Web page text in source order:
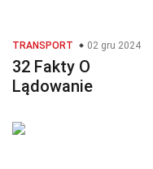
TRANSPORT 02 gru 2024
32 Fakty O
Lądowanie